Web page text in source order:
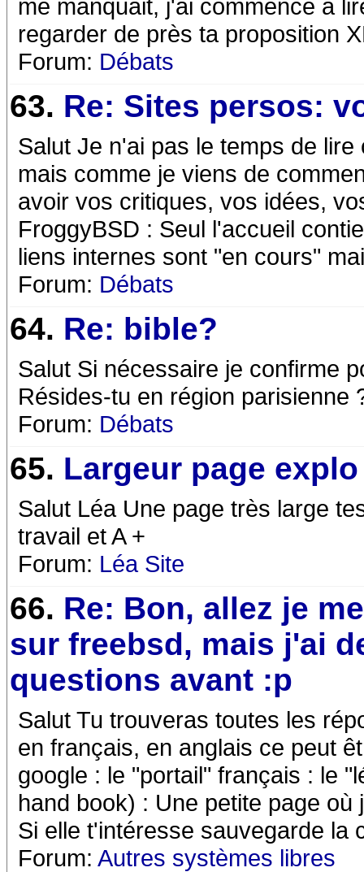
me manquait, j'ai commencé à
regarder de près ta proposition
Forum: Débats
63. Re: Sites persos:
Salut Je n'ai pas le temps de
mais comme je viens de
avoir vos critiques, vos idées,
FroggyBSD : Seul l'accueil
liens internes sont "en cours"
Forum: Débats
64. Re: bible?
Salut Si nécessaire je confirme
Résides-tu en région parisienne
Forum: Débats
65. Largeur page
Salut Léa Une page très large
travail et A +
Forum: Léa Site
66. Re: Bon, allez je
sur freebsd, mais j'ai
questions avant :p
Salut Tu trouveras toutes les
en français, en anglais ce peut
google : le "portail" français : le
hand book) : Une petite page
Si elle t'intéresse sauvegarde la
Forum: Autres systèmes libres